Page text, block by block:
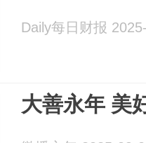
Daily每日财报
大善永年 美